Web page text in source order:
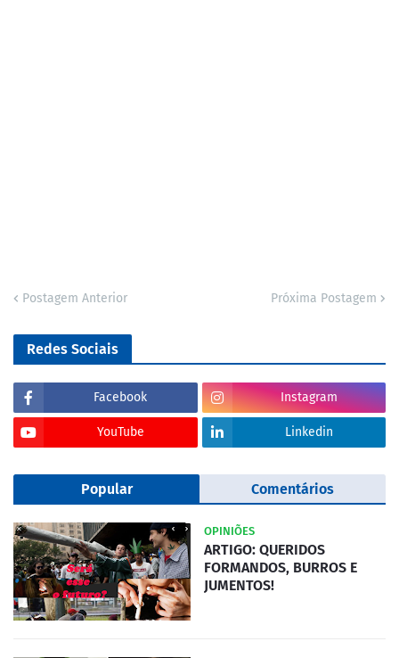
Postagem Anterior Próxima Postagem
Redes Sociais
Facebook Instagram
YouTube Linkedin
Popular Comentários
OPINIÕES
ARTIGO: QUERIDOS
FORMANDOS, BURROS E
JUMENTOS!